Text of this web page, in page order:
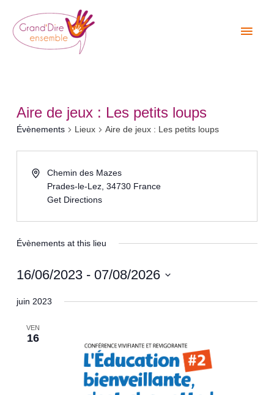
contenu
Aire de jeux : Les petits loups
Évènements Lieux Aire de jeux : Les petits loups
Chemin des Mazes
Prades-le-Lez 34730 France
Get Directions
Évènements at this lieu
16/06/2023 - 07/08/2026
une
date.
juin 2023
VEN
16